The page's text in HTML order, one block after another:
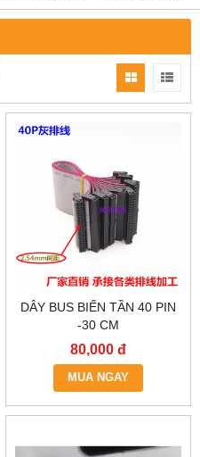
DÂY BUS BIẾN TẦN 40 PIN
-30 CM
80,000 đ
MUA NGAY